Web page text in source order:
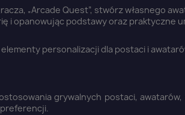
„Arcade Quest”, stwórz własnego
i opanowując podstawy oraz praktyczne
personalizacji dla postaci i
grywalnych postaci,
Anuluj